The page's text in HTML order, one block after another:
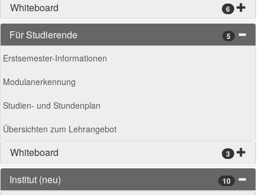
Whiteboard 6
Für Studierende 5
Erstsemester-Informationen
Modulanerkennung
Studien- und Stundenplan
Übersichten zum Lehrangebot
Whiteboard 3
Institut (neu) 10